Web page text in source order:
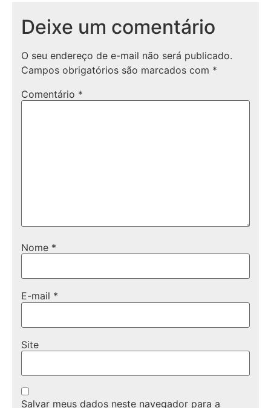
Deixe um comentário
O seu endereço de e-mail não será publicado.
Campos obrigatórios são marcados com *
Comentário *
Nome *
E-mail *
Site
Salvar meus dados neste navegador para a